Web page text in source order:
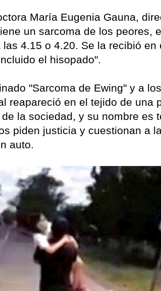
María Eugenia Gauna,
un sarcoma de los peores,
4.15 o 4.20. Se la recibió en
el hisopado".
"Sarcoma de Ewing" y a
reapareció en el tejido de una
la sociedad, y su nombre es
piden justicia y cuestionan a
auto.